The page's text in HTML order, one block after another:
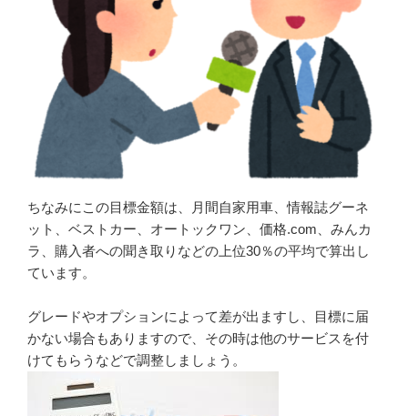
ちなみにこの目標金額は、月間自家用車、情報誌グーネ
ット、ベストカー、オートックワン、価格.com、みんカ
ラ、購入者への聞き取りなどの上位30％の平均で算出し
ています。
グレードやオプションによって差が出ますし、目標に届
かない場合もありますので、その時は他のサービスを付
けてもらうなどで調整しましょう。